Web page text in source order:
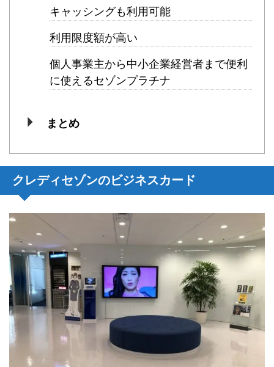
キャッシングも利用可能
利用限度額が高い
個人事業主から中小企業経営者まで便利
に使えるセゾンプラチナ
まとめ
クレディセゾンのビジネスカード